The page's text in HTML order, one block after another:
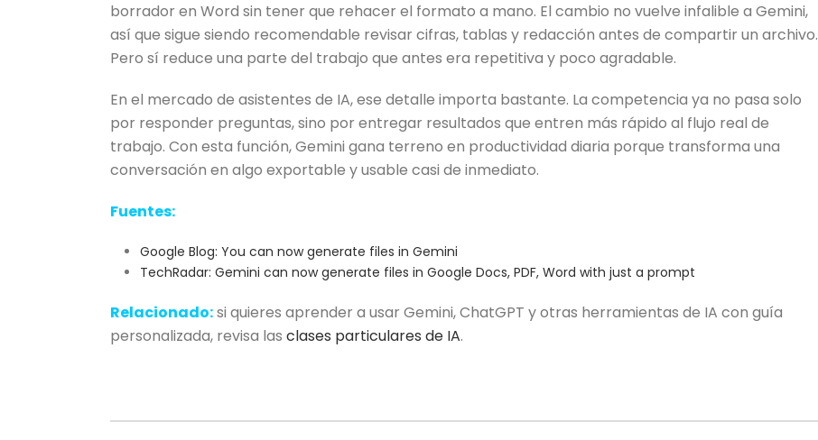
borrador en Word sin tener que rehacer el formato a mano. El cambio no vuelve infalible a Gemini,
así que sigue siendo recomendable revisar cifras, tablas y redacción antes de compartir un archivo.
Pero sí reduce una parte del trabajo que antes era repetitiva y poco agradable.
En el mercado de asistentes de IA, ese detalle importa bastante. La competencia ya no pasa solo
por responder preguntas, sino por entregar resultados que entren más rápido al flujo real de
trabajo. Con esta función, Gemini gana terreno en productividad diaria porque transforma una
conversación en algo exportable y usable casi de inmediato.
Fuentes:
Google Blog: You can now generate files in Gemini
TechRadar: Gemini can now generate files in Google Docs, PDF, Word with just a prompt
Relacionado:si quieres aprender a usar Gemini, ChatGPT y otras herramientas de IA con guía
personalizada, revisa las clases particulares de IA.